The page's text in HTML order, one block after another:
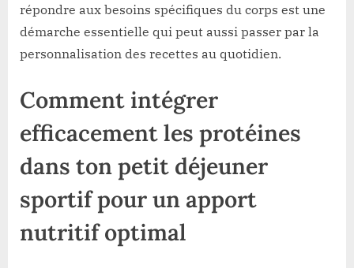
répondre aux besoins spécifiques du corps est une
démarche essentielle qui peut aussi passer par la
personnalisation des recettes au quotidien.
Comment intégrer
efficacement les protéines
dans ton petit déjeuner
sportif pour un apport
nutritif optimal